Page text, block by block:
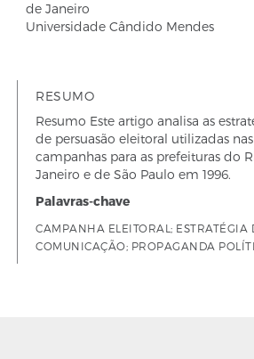
de Janeiro
Universidade Cândido Mendes
RESUMO
Resumo Este artigo analisa as
de persuasão eleitoral utilizadas nas
campanhas para as prefeituras do
Janeiro e de São Paulo em 1996.
Palavras-chave
CAMPANHA ELEITORAL; ESTRATÉGIA
COMUNICAÇÃO; PROPAGANDA